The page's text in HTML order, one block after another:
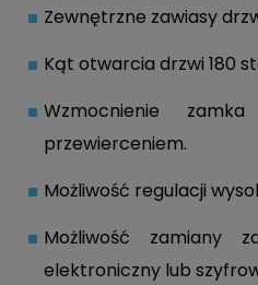
Zewnętrzne zawiasy
Kąt otwarcia drzwi 180
Wzmocnienie
przewierceniem.
Możliwość regulacji
Możliwość zamiany
elektroniczny lub